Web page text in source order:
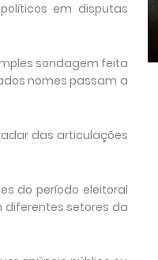
em disputas
sondagem feita
nomes passam a
das articulações
do período eleitoral
diferentes setores da